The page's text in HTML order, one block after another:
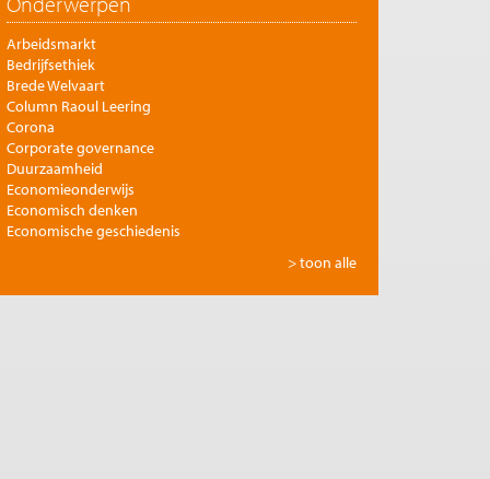
Arbeidsmarkt
Bedrijfsethiek
Brede Welvaart
Column Raoul Leering
Corona
Corporate governance
Duurzaamheid
Economieonderwijs
Economisch denken
Economische geschiedenis
Filosofie en economie
> toon alle